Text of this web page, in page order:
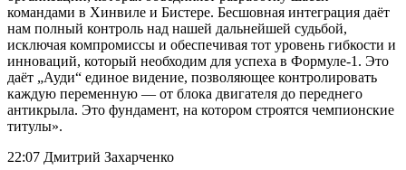
командами в Хинвиле и Бистере. Бесшовная интеграция даёт
нам полный контроль над нашей дальнейшей судьбой,
исключая компромиссы и обеспечивая тот уровень гибкости и
инноваций, который необходим для успеха в Формуле-1. Это
даёт „Ауди“ единое видение, позволяющее контролировать
каждую переменную — от блока двигателя до переднего
антикрыла. Это фундамент, на котором строятся чемпионские
титулы».
22:07 Дмитрий Захарченко